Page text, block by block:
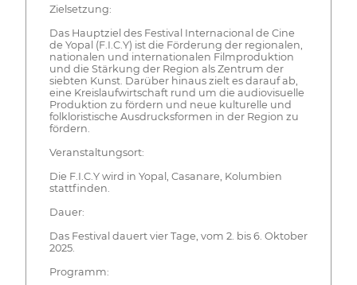
Zielsetzung:
Das Hauptziel des Festival Internacional de Cine
de Yopal (F.I.C.Y) ist die Förderung der regionalen,
nationalen und internationalen Filmproduktion
und die Stärkung der Region als Zentrum der
siebten Kunst. Darüber hinaus zielt es darauf ab,
eine Kreislaufwirtschaft rund um die audiovisuelle
Produktion zu fördern und neue kulturelle und
folkloristische Ausdrucksformen in der Region zu
fördern.
Veranstaltungsort:
Die F.I.C.Y wird in Yopal, Casanare, Kolumbien
stattfinden.
Dauer:
Das Festival dauert vier Tage, vom 2. bis 6. Oktober
2025.
Programm: